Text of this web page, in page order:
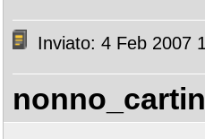
Inviato: 4 Feb 2007